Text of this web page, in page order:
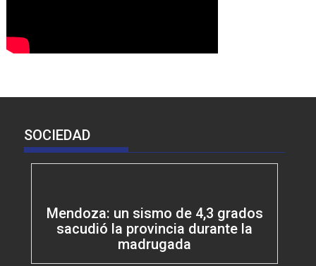
SOCIEDAD
Mendoza: un sismo de 4,3 grados
sacudió la provincia durante la
madrugada